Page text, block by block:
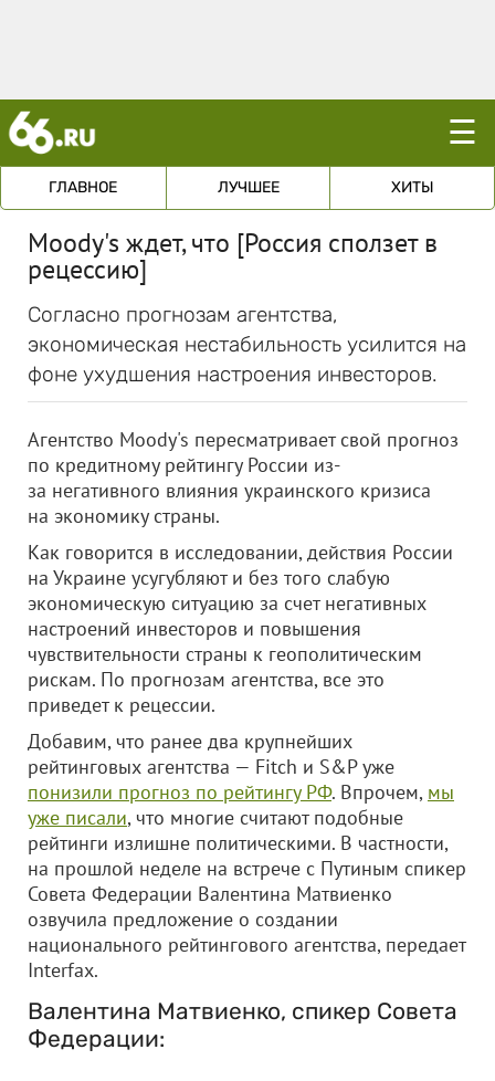
☰
ГЛАВНОЕ ЛУЧШЕЕ ХИТЫ
Moody's ждет, что [Россия сползет в
рецессию]
Согласно прогнозам агентства,
экономическая нестабильность усилится на
фоне ухудшения настроения инвесторов.
Агентство Moody's пересматривает свой прогноз
по кредитному рейтингу России из-
за негативного влияния украинского кризиса
на экономику страны.
Как говорится в исследовании, действия России
на Украине усугубляют и без того слабую
экономическую ситуацию за счет негативных
настроений инвесторов и повышения
чувствительности страны к геополитическим
рискам. По прогнозам агентства, все это
приведет к рецессии.
Добавим, что ранее два крупнейших
рейтинговых агентства — Fitch и S&P уже
понизили прогноз по рейтингу РФ. Впрочем, мы
уже писали, что многие считают подобные
рейтинги излишне политическими. В частности,
на прошлой неделе на встрече с Путиным спикер
Совета Федерации Валентина Матвиенко
озвучила предложение о создании
национального рейтингового агентства, передает
Interfax.
Валентина Матвиенко, спикер Совета
Федерации: